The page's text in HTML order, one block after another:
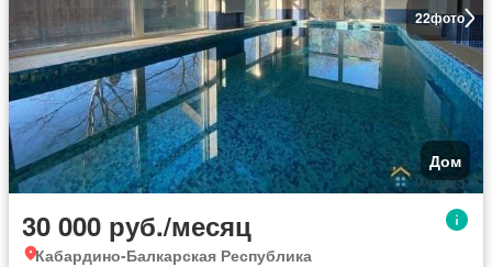
22фото
Дом
30 000 руб./месяц
Кабардино-Балкарская Республика